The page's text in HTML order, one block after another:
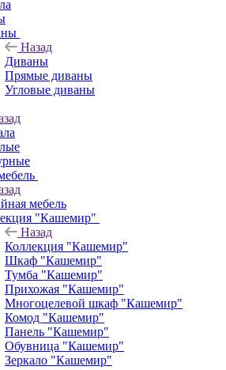
Назад
Диваны
Прямые диваны
Угловые диваны
мебель
"Кашемир"
Назад
Коллекция "Кашемир"
Шкаф "Кашемир"
Тумба "Кашемир"
Прихожая "Кашемир"
Многоцелевой шкаф "Кашемир"
Комод "Кашемир"
Панель "Кашемир"
Обувница "Кашемир"
Зеркало "Кашемир"